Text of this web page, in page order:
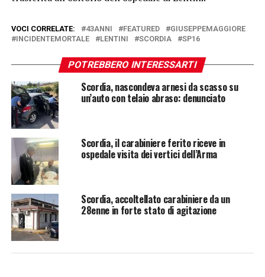
VOCI CORRELATE: 43ANNI FEATURED
GIUSEPPEMAGGIORE
INCIDENTEMORTALE
LENTINI SCORDIA SP16
POTREBBERO INTERESSARTI
Scordia, nascondeva arnesi da scasso su
un’auto con telaio abraso: denunciato
Scordia, il carabiniere ferito riceve in
ospedale visita dei vertici dell’Arma
Scordia, accoltellato carabiniere da un
28enne in forte stato di agitazione